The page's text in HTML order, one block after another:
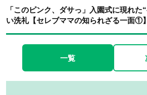
「このピンク、ダサっ」入園式に現れた
い洗礼【セレブママの知られざる一面①
一覧